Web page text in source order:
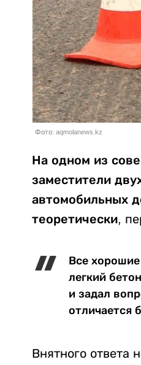
Фото: aqmolanews.kz
На одном из
заместители
автомобильных
теоретически,
Все
легкий
и задал
отличается
Внятного ответа